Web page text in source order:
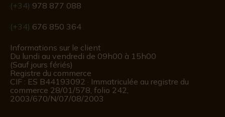
(+34) 978 877 088
(+34) 676 850 364
Informations sur le client
Du lundi au vendredi de 09h00 à 15h00
(Sauf jours fériés)
Registre du commerce
CIF : ES B44193092 · Immatriculée au registre du
commerce 28/01/578, folio 242,
2003/670/N/07/08/2003